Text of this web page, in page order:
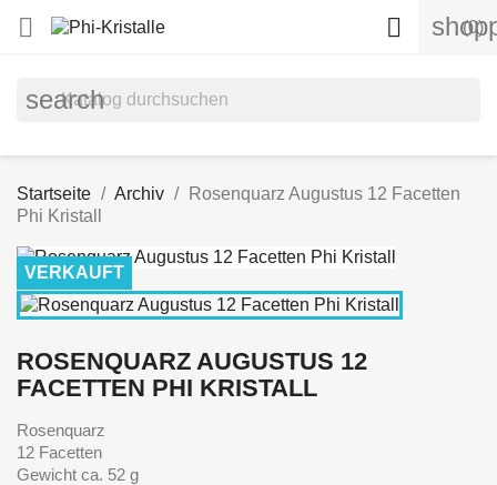
 (0)

search
Startseite Archiv
Rosenquarz Augustus 12 Facetten
Phi Kristall
VERKAUFT
ROSENQUARZ AUGUSTUS 12
FACETTEN PHI KRISTALL
Rosenquarz
12 Facetten
Gewicht ca. 52 g